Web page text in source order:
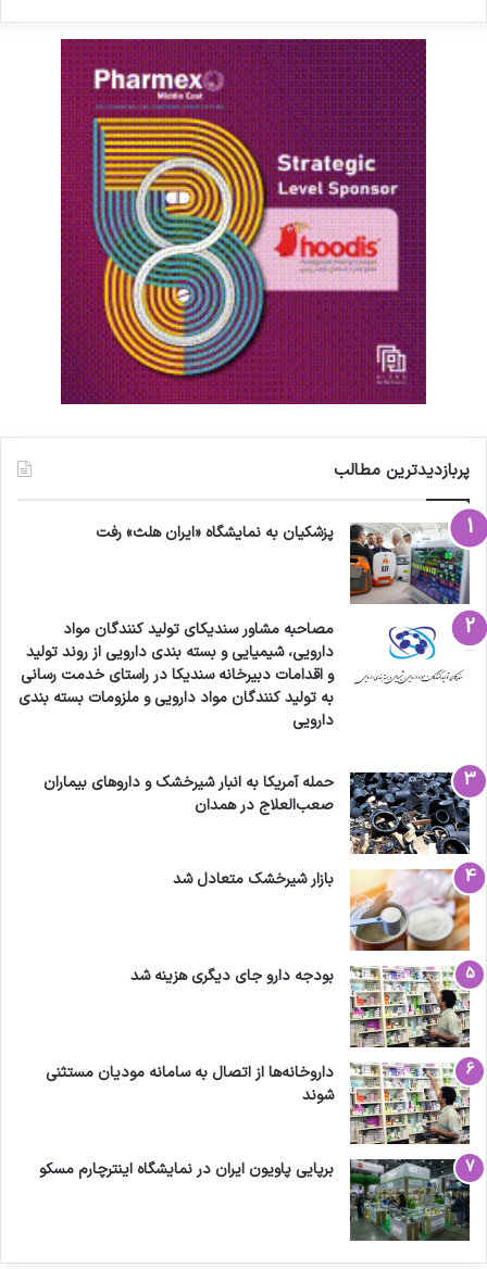
پربازدیدترین مطالب
پزشکیان به نمایشگاه «ایران هلث» رفت
مصاحبه مشاور سندیکای تولید کنندگان مواد
دارویی، شیمیایی و بسته بندی دارویی از روند تولید
و اقدامات دبیرخانه سندیکا در راستای خدمت رسانی
به تولید کنندگان مواد دارویی و ملزومات بسته بندی
دارویی
حمله آمریکا به انبار شیرخشک و داروهای بیماران
صعب‌العلاج در همدان
بازار شیرخشک متعادل شد
بودجه دارو جای دیگری هزینه شد
داروخانه‌ها از اتصال به سامانه مودیان مستثنی
شوند
برپایی پاویون ایران در نمایشگاه اینترچارم مسکو